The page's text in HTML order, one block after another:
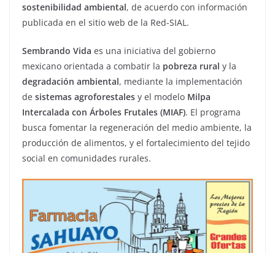
sostenibilidad ambiental, de acuerdo con información
publicada en el sitio web de la Red-SIAL.
Sembrando Vida es una iniciativa del gobierno
mexicano orientada a combatir la pobreza rural y la
degradación ambiental, mediante la implementación
de sistemas agroforestales y el modelo Milpa
Intercalada con Árboles Frutales (MIAF). El programa
busca fomentar la regeneración del medio ambiente, la
producción de alimentos, y el fortalecimiento del tejido
social en comunidades rurales.